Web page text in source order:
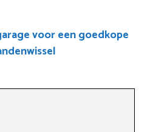
voor een goedkope